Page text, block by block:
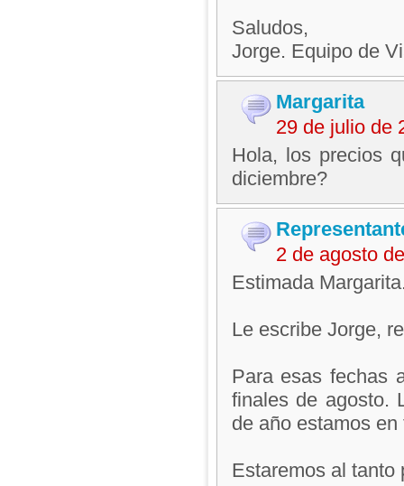
Saludos,
Jorge. Equipo de
Margarita
29 de julio de
Hola, los precios
diciembre?
2 de agosto
Estimada
Le escribe Jorge,
Para esas fechas
finales de agosto.
de año estamos
Estaremos al tanto